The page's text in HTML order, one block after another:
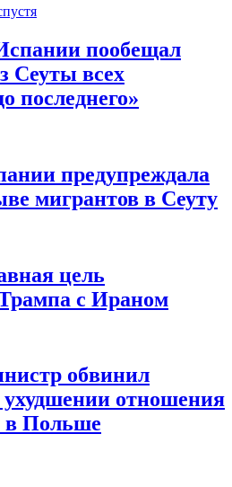
пообещал
Сеуты всех
последнего»
предупреждала
мигрантов в Сеуту
цель
с Ираном
обвинил
ухудшении отношения
в Польше